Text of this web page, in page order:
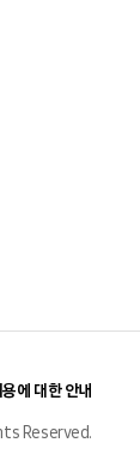
에 대한 안내
Reserved.